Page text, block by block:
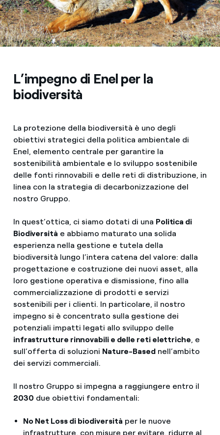
L’impegno di Enel per la
biodiversità
La protezione della biodiversità è uno degli
obiettivi strategici della politica ambientale di
Enel, elemento centrale per garantire la
sostenibilità ambientale e lo sviluppo sostenibile
delle fonti rinnovabili e delle reti di distribuzione, in
linea con la strategia di decarbonizzazione del
nostro Gruppo.
In quest’ottica, ci siamo dotati di una Politica di
Biodiversità e abbiamo maturato una solida
esperienza nella gestione e tutela della
biodiversità lungo l’intera catena del valore: dalla
progettazione e costruzione dei nuovi asset, alla
loro gestione operativa e dismissione, fino alla
commercializzazione di prodotti e servizi
sostenibili per i clienti. In particolare, il nostro
impegno si è concentrato sulla gestione dei
potenziali impatti legati allo sviluppo delle
infrastrutture rinnovabili e delle reti elettriche, e
sull’offerta di soluzioni Nature-Basednell’ambito
dei servizi commerciali.
Il nostro Gruppo si impegna a raggiungere entro il
2030 due obiettivi fondamentali:
No Net Loss di biodiversità per le nuove
infrastrutture, con misure per evitare, ridurre al